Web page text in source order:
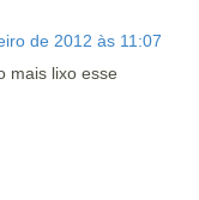
de 2012 às 11:07
mais lixo esse